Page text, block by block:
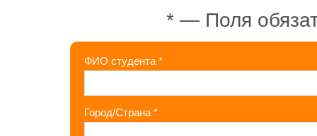
*— Поля
ФИО студента *
Город/Страна *